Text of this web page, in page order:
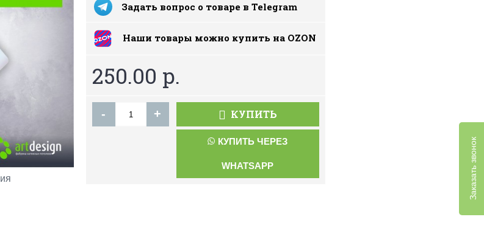
Заказать звонок
Задать вопрос о товаре в Telegram
Наши товары можно купить на ОZON
250.00 р.
- + КУПИТЬ
КУПИТЬ ЧЕРЕЗ
WHATSAPP